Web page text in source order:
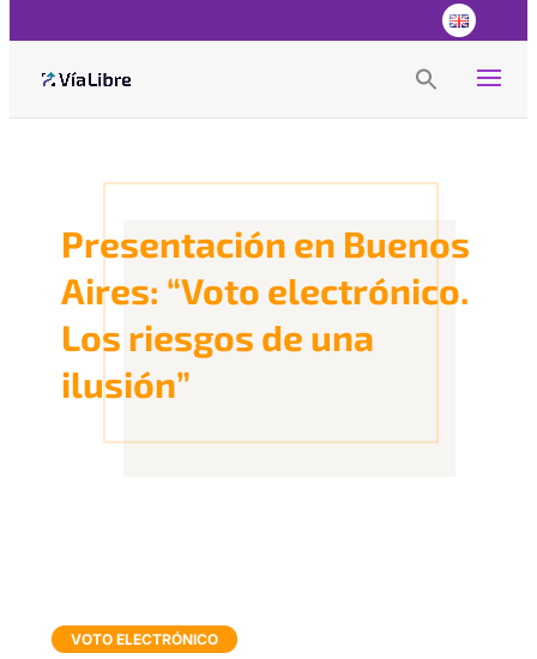
Search Button
Presentación en Buenos
Aires: “Voto electrónico.
Los riesgos de una
ilusión”
VOTO ELECTRÓNICO